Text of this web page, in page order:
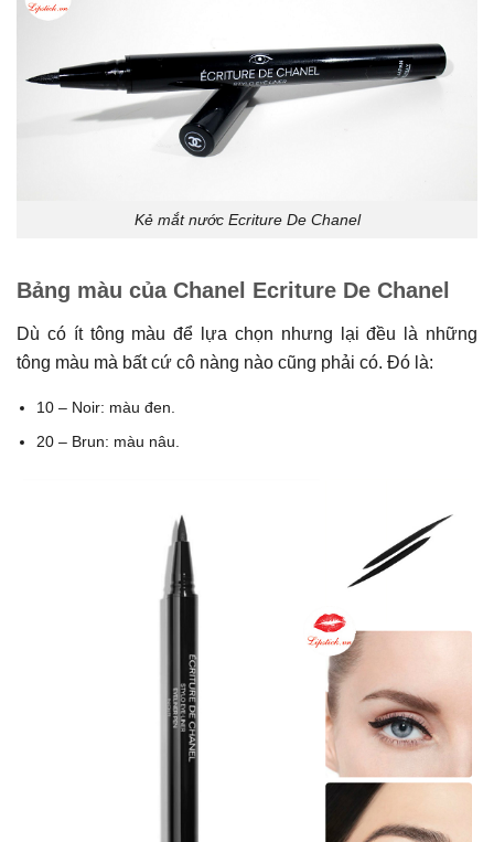
Kẻ mắt nước Ecriture De Chanel
Bảng màu của Chanel Ecriture De Chanel
Dù có ít tông màu để lựa chọn nhưng lại đều là những
tông màu mà bất cứ cô nàng nào cũng phải có. Đó là:
10 – Noir: màu đen.
20 – Brun: màu nâu.